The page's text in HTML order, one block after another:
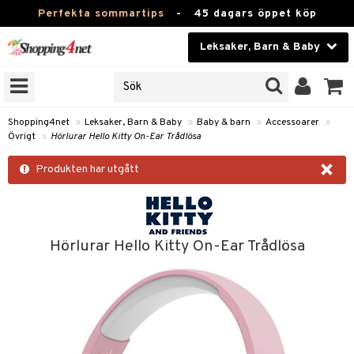
Perfekta sommartips - 45 dagars öppet köp
Leksaker, Barn & Baby
Skönhet
Kontaktlinser
Apotek
Hem & Inredning
Leksaker, Barn & Baby
Shopping4net » Leksaker, Barn & Baby » Baby & barn » Accessoarer »
Övrigt » Hörlurar Hello Kitty On-Ear Trådlösa
×
Produkten har utgått
Hörlurar Hello Kitty On-Ear Trådlösa